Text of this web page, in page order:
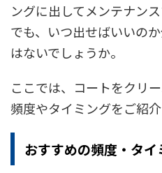
ングに出してメンテナン
でも、いつ出せばいいの
はないでしょうか。
ここでは、コートをクリ
頻度やタイミングをご紹介
おすすめの頻度・タイ